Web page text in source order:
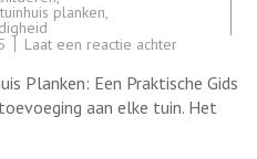
tuinhuis planken,
Laat een reactie achterop
de
Juiste
Tuinhuis
Planken
Planken: Een Praktische Gids
aan elke tuin. Het